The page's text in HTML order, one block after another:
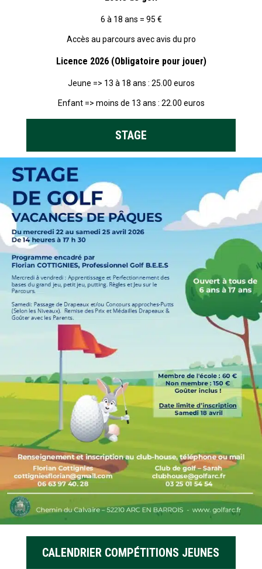
6 à 18 ans = 95 €
Accès au parcours avec avis du pro
Licence 2026 (Obligatoire pour jouer)
Jeune => 13 à 18 ans : 25.00 euros
Enfant => moins de 13 ans : 22.00 euros
STAGE
CALENDRIER COMPÉTITIONS JEUNES